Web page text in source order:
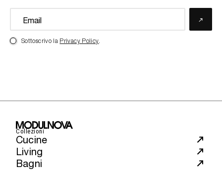
Sottoscrivo la Privacy Policy.
Collezioni
Cucine
Living
Bagni